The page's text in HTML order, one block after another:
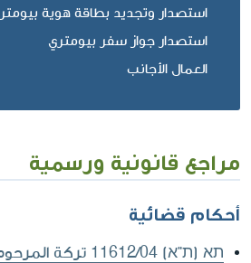
استصدار وتجديد بطاقة هوية
استصدار جواز سفر بيومتري
العمال الأجانب
مراجع قانونية ورسمية
أحكام قضائية
תא (ת"א) 11612/04‏